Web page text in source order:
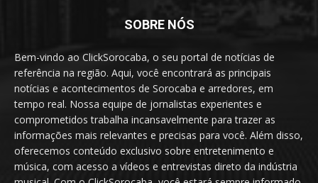
SOBRE NÓS
Bem-vindo ao ClickSorocaba, o seu portal de notícias de
referência na região. Aqui, você encontrará as principais
notícias e acontecimentos de Sorocaba e arredores, em
tempo real. Nossa equipe de jornalistas experientes e
comprometidos trabalha incansavelmente para trazer as
informações mais relevantes e precisas para você. Além disso,
oferecemos conteúdo exclusivo sobre entretenimento e
música, com acesso a vídeos e entrevistas direto da indústria